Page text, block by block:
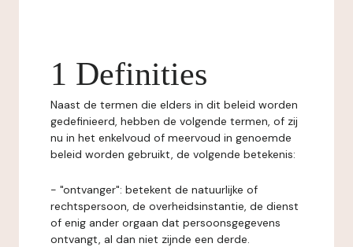
1 Definities
Naast de termen die elders in dit beleid worden
gedefinieerd, hebben de volgende termen, of zij
nu in het enkelvoud of meervoud in genoemde
beleid worden gebruikt, de volgende betekenis:
- "ontvanger": betekent de natuurlijke of
rechtspersoon, de overheidsinstantie, de dienst
of enig ander orgaan dat persoonsgegevens
ontvangt, al dan niet zijnde een derde.